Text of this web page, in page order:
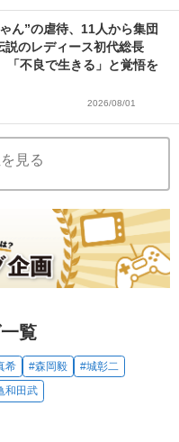
ん”の虐待、11人から集団
のレディース初代総長
「不良で生きる」と覚悟を
2026/08/01
見る
覧
希 #森岡毅
#城彰二
和田武